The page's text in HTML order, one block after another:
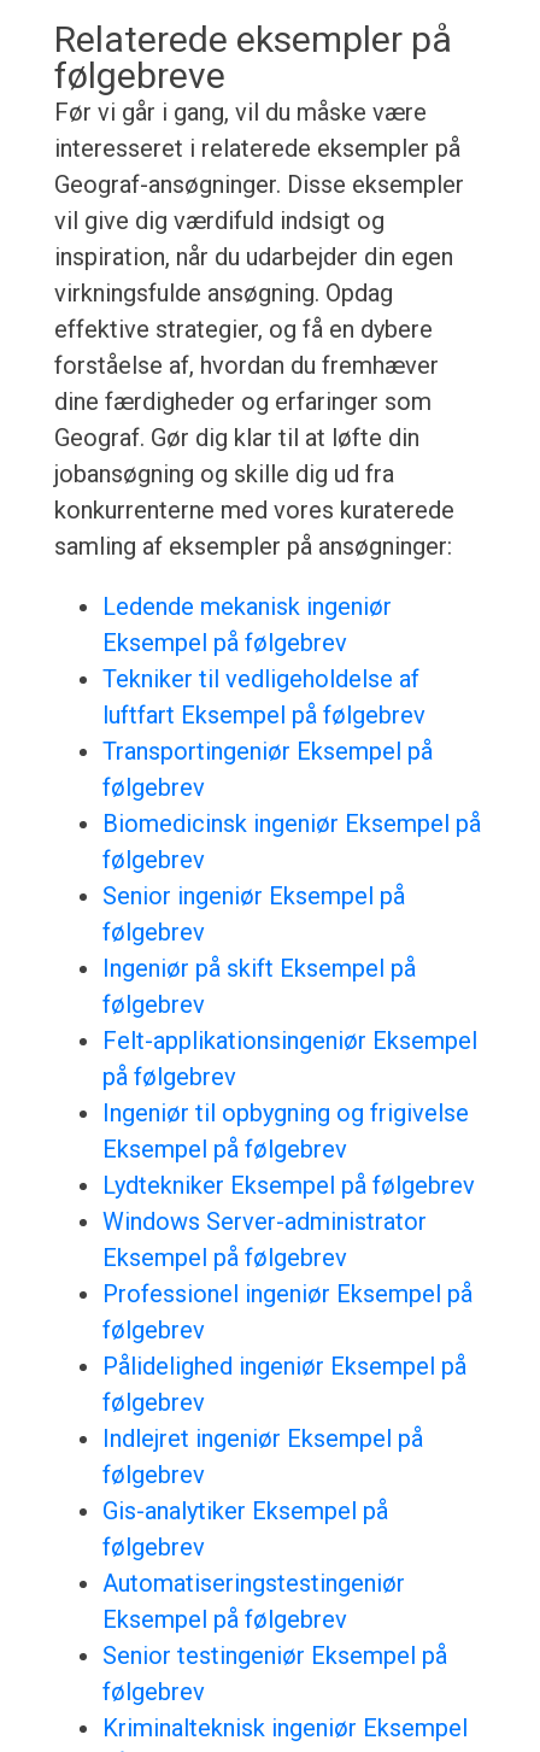
Relaterede eksempler på
følgebreve
Før vi går i gang, vil du måske være
interesseret i relaterede eksempler på
Geograf-ansøgninger. Disse eksempler
vil give dig værdifuld indsigt og
inspiration, når du udarbejder din egen
virkningsfulde ansøgning. Opdag
effektive strategier, og få en dybere
forståelse af, hvordan du fremhæver
dine færdigheder og erfaringer som
Geograf. Gør dig klar til at løfte din
jobansøgning og skille dig ud fra
konkurrenterne med vores kuraterede
samling af eksempler på ansøgninger:
Ledende mekanisk ingeniør
Eksempel på følgebrev
Tekniker til vedligeholdelse af
luftfart Eksempel på følgebrev
Transportingeniør Eksempel på
følgebrev
Biomedicinsk ingeniør Eksempel på
følgebrev
Senior ingeniør Eksempel på
følgebrev
Ingeniør på skift Eksempel på
følgebrev
Felt-applikationsingeniør Eksempel
på følgebrev
Ingeniør til opbygning og frigivelse
Eksempel på følgebrev
Lydtekniker Eksempel på følgebrev
Windows Server-administrator
Eksempel på følgebrev
Professionel ingeniør Eksempel på
følgebrev
Pålidelighed ingeniør Eksempel på
følgebrev
Indlejret ingeniør Eksempel på
følgebrev
Gis-analytiker Eksempel på
følgebrev
Automatiseringstestingeniør
Eksempel på følgebrev
Senior testingeniør Eksempel på
følgebrev
Kriminalteknisk ingeniør Eksempel